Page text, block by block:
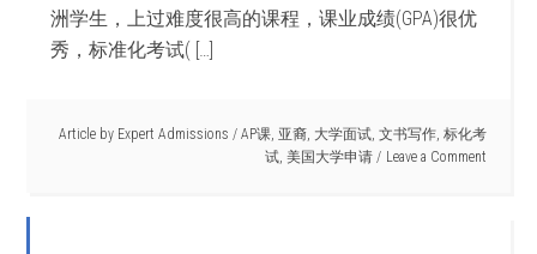
洲学生，上过难度很高的课程，课业成绩(GPA)很优
秀，标准化考试( […]
Article by Expert Admissions / AP课, 亚裔, 大学面试, 文书写作, 标化考
试, 美国大学申请 Leave a Comment